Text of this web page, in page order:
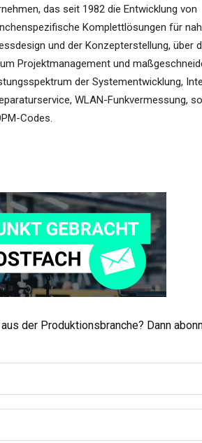
das seit 1982 die Entwicklung von
Komplettlösungen für
und der Konzepterstellung, über
Projektmanagement und
der Systementwicklung,
WLAN-Funkvermessung,
Codes.
der Produktionsbranche? Dann